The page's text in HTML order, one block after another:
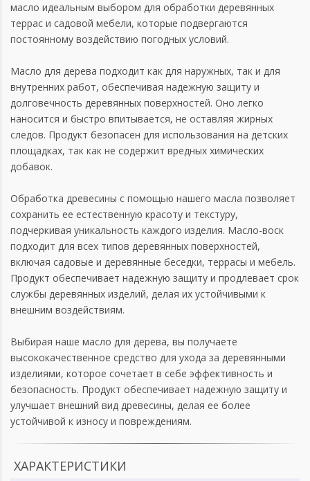
масло идеальным выбором для обработки деревянных
террас и садовой мебели, которые подвергаются
постоянному воздействию погодных условий.
Масло для дерева подходит как для наружных, так и для
внутренних работ, обеспечивая надежную защиту и
долговечность деревянных поверхностей. Оно легко
наносится и быстро впитывается, не оставляя жирных
следов. Продукт безопасен для использования на детских
площадках, так как не содержит вредных химических
добавок.
Обработка древесины с помощью нашего масла позволяет
сохранить ее естественную красоту и текстуру,
подчеркивая уникальность каждого изделия. Масло-воск
подходит для всех типов деревянных поверхностей,
включая садовые и деревянные беседки, террасы и мебель.
Продукт обеспечивает надежную защиту и продлевает срок
службы деревянных изделий, делая их устойчивыми к
внешним воздействиям.
Выбирая наше масло для дерева, вы получаете
высококачественное средство для ухода за деревянными
изделиями, которое сочетает в себе эффективность и
безопасность. Продукт обеспечивает надежную защиту и
улучшает внешний вид древесины, делая ее более
устойчивой к износу и повреждениям.
ХАРАКТЕРИСТИКИ